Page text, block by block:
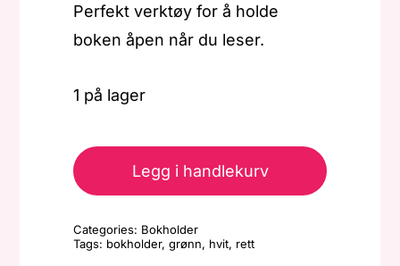
Perfekt verktøy for å holde
boken åpen når du leser.
1 på lager
-
Hvit/lys
Legg i handlekurv
Categories: Bokholder
Tags: bokholder,grønn, hvit, rett